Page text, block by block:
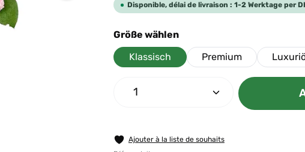
Disponible, délai de livraison : 1-2 Werktage per
Sélectionnez
Größe wählen
Klassisch
Premium
Quantité de produit :
Ajouter à la liste de souhaits